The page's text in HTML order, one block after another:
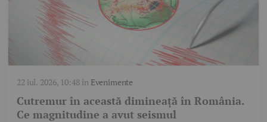
22 iul. 2026, 10:48în Evenimente
Cutremur în această dimineață în România.
Ce magnitudine a avut seismul